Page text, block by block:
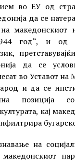
во ЕУ од
да се
македонскиот
год“, и од
да се
во Уставот на
и да се
позиција
кај
на